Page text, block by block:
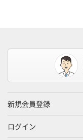
新規会員登録
ログイン